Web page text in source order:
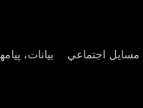
بیانات، مسايل اجتماعي